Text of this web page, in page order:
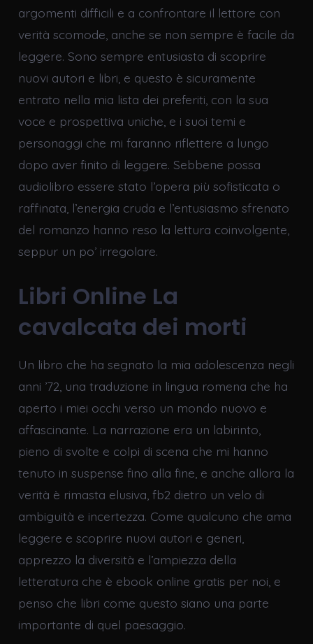
argomenti difficili e a confrontare il lettore con
verità scomode, anche se non sempre è facile da
leggere. Sono sempre entusiasta di scoprire
nuovi autori e libri, e questo è sicuramente
entrato nella mia lista dei preferiti, con la sua
voce e prospettiva uniche, e i suoi temi e
personaggi che mi faranno riflettere a lungo
dopo aver finito di leggere. Sebbene possa
audiolibro essere stato l’opera più sofisticata o
raffinata, l’energia cruda e l’entusiasmo sfrenato
del romanzo hanno reso la lettura coinvolgente,
seppur un po’ irregolare.
Libri Online La
cavalcata dei morti
Un libro che ha segnato la mia adolescenza negli
anni ’72, una traduzione in lingua romena che ha
aperto i miei occhi verso un mondo nuovo e
affascinante. La narrazione era un labirinto,
pieno di svolte e colpi di scena che mi hanno
tenuto in suspense fino alla fine, e anche allora la
verità è rimasta elusiva, fb2 dietro un velo di
ambiguità e incertezza. Come qualcuno che ama
leggere e scoprire nuovi autori e generi,
apprezzo la diversità e l’ampiezza della
letteratura che è ebook online gratis per noi, e
penso che libri come questo siano una parte
importante di quel paesaggio.